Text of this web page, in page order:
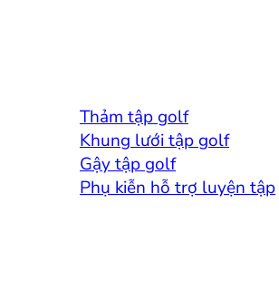
Thảm tập golf
Khung lưới tập golf
Gậy tập golf
Phụ kiễn hỗ trợ luyện tập